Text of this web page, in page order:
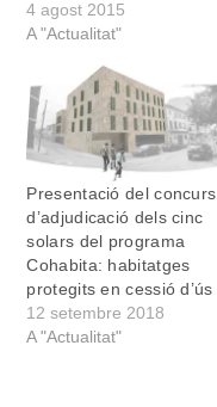
4 agost 2015
A "Actualitat"
Presentació del concurs
d’adjudicació dels cinc
solars del programa
Cohabita: habitatges
protegits en cessió d’ús
12 setembre 2018
A "Actualitat"